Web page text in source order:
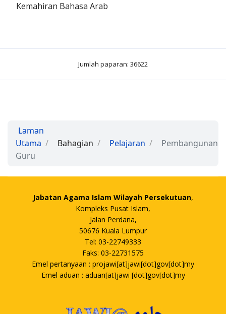
Kemahiran Bahasa Arab
Jumlah paparan: 36622
Laman
Utama
Bahagian Pelajaran
Pembangunan
Guru
Jabatan Agama Islam Wilayah Persekutuan,
Kompleks Pusat Islam,
Jalan Perdana,
50676 Kuala Lumpur
Tel: 03-22749333
Faks: 03-22731575
Emel pertanyaan : projawi[at]jawi[dot]gov[dot]my
Emel aduan : aduan[at]jawi [dot]gov[dot]my